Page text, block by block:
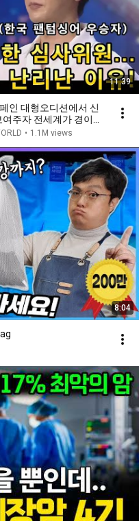
11:39
인 대형오디션에서 신
주자 전세계가 경이롭
인 갓탤런트 GOT
• 1.1M views
8:04